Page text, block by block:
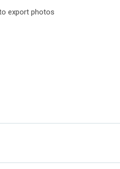
export photos